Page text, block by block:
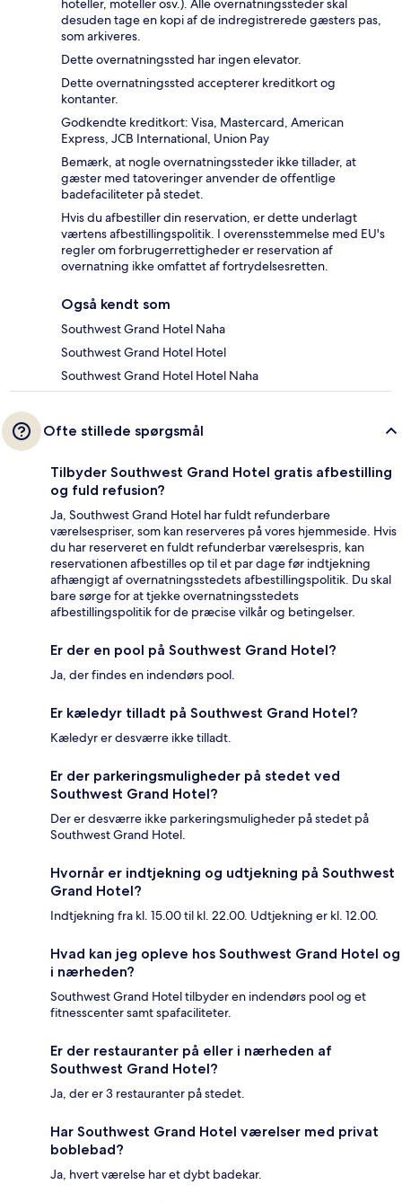
hoteller, moteller osv.). Alle overnatningssteder skal
desuden tage en kopi af de indregistrerede gæsters pas,
som arkiveres.
Dette overnatningssted har ingen elevator.
Dette overnatningssted accepterer kreditkort og
kontanter.
Godkendte kreditkort: Visa, Mastercard, American
Express, JCB International, Union Pay
Bemærk, at nogle overnatningssteder ikke tillader, at
gæster med tatoveringer anvender de offentlige
badefaciliteter på stedet.
Hvis du afbestiller din reservation, er dette underlagt
værtens afbestillingspolitik. I overensstemmelse med EU's
regler om forbrugerrettigheder er reservation af
overnatning ikke omfattet af fortrydelsesretten.
Også kendt som
Southwest Grand Hotel Naha
Southwest Grand Hotel Hotel
Southwest Grand Hotel Hotel Naha
Ofte stillede spørgsmål
Tilbyder Southwest Grand Hotel gratis afbestilling
og fuld refusion?
Ja, Southwest Grand Hotel har fuldt refunderbare
værelsespriser, som kan reserveres på vores hjemmeside. Hvis
du har reserveret en fuldt refunderbar værelsespris, kan
reservationen afbestilles op til et par dage før indtjekning
afhængigt af overnatningsstedets afbestillingspolitik. Du skal
bare sørge for at tjekke overnatningsstedets
afbestillingspolitik for de præcise vilkår og betingelser.
Er der en pool på Southwest Grand Hotel?
Ja, der findes en indendørs pool.
Er kæledyr tilladt på Southwest Grand Hotel?
Kæledyr er desværre ikke tilladt.
Er der parkeringsmuligheder på stedet ved
Southwest Grand Hotel?
Der er desværre ikke parkeringsmuligheder på stedet på
Southwest Grand Hotel.
Hvornår er indtjekning og udtjekning på Southwest
Grand Hotel?
Indtjekning fra kl. 15.00 til kl. 22.00. Udtjekning er kl. 12.00.
Hvad kan jeg opleve hos Southwest Grand Hotel og
i nærheden?
Southwest Grand Hotel tilbyder en indendørs pool og et
fitnesscenter samt spafaciliteter.
Er der restauranter på eller i nærheden af
Southwest Grand Hotel?
Ja, der er 3 restauranter på stedet.
Har Southwest Grand Hotel værelser med privat
boblebad?
Ja, hvert værelse har et dybt badekar.